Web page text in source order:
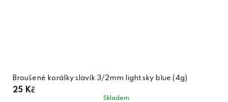
Broušené korálky slavík 3/2mm light sky blue (4g)
25 Kč
Skladem